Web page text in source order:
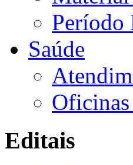
Período
Saúde
Editais